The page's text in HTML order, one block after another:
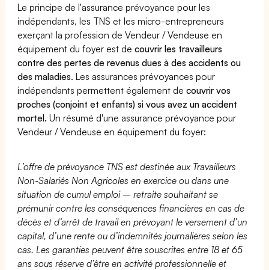
Le principe de l'assurance prévoyance pour les
indépendants, les TNS et les micro-entrepreneurs
exerçant la profession de Vendeur / Vendeuse en
équipement du foyer est decouvrir les travailleurs
contre des pertes de revenus dues à des accidents ou
des maladies. Les assurances prévoyances pour
indépendants permettent également decouvrir vos
proches (conjoint et enfants) si vous avez un accident
mortel. Un résumé d'une assurance prévoyance pour
Vendeur / Vendeuse en équipement du foyer:
L’offre de prévoyance TNS est destinée aux Travailleurs
Non-Salariés Non Agricoles en exercice ou dans une
situation de cumul emploi – retraite souhaitant se
prémunir contre les conséquences financières en cas de
décès et d’arrêt de travail en prévoyant le versement d’un
capital, d’une rente ou d’indemnités journalières selon les
cas. Les garanties peuvent être souscrites entre 18 et 65
ans sous réserve d’être en activité professionnelle et